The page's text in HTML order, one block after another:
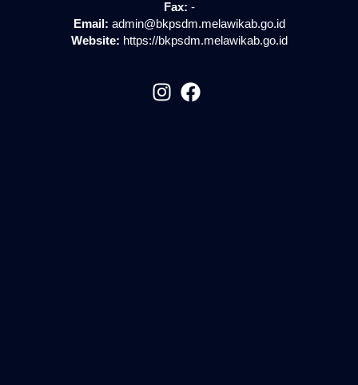
Fax: -
Email: admin@bkpsdm.melawikab.go.id
Website: https://bkpsdm.melawikab.go.id